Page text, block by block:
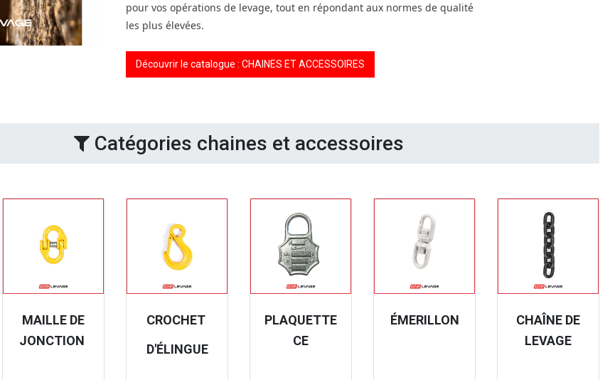
pour vos opérations de levage, tout en répondant aux normes de qualité
les plus élevées.
Découvrir le catalogue : CHAINES ET ACCESSOIRES
Catégories chaines et accessoires
MAILLE DE
JONCTION
CROCHET
D'ÉLINGUE
PLAQUETTE
CE
ÉMERILLON
CHAÎNE DE
LEVAGE